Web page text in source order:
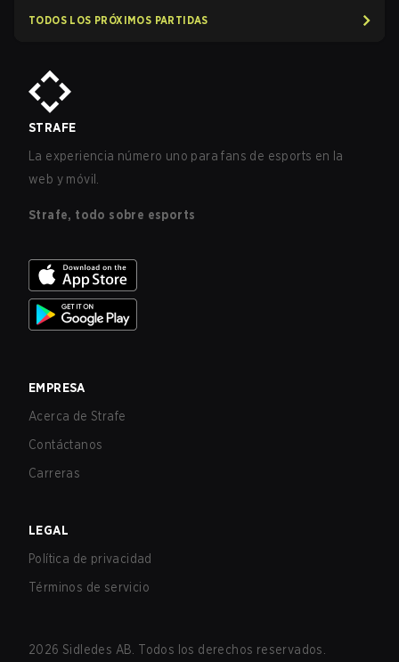
TODOS LOS PRÓXIMOS PARTIDAS
STRAFE
La experiencia número uno para fans de esports en la
web y móvil.
Strafe, todo sobre esports
EMPRESA
Acerca de Strafe
Contáctanos
Carreras
LEGAL
Política de privacidad
Términos de servicio
2026 Sidledes AB. Todos los derechos reservados.